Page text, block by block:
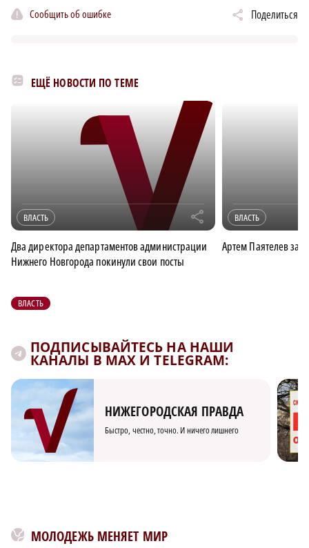
Сообщить об ошибке Поделиться
ЕЩЁ НОВОСТИ ПО ТЕМЕ
ВЛАСТЬ r
Два директора департаментов администрации
Нижнего Новгорода покинули свои посты
ВЛАСТЬ
Артем Паятелев
ВЛАСТЬ
ПОДПИСЫВАЙТЕСЬ НА НАШИ
КАНАЛЫ В MAX И TELEGRAM:
НИЖЕГОРОДСКАЯ ПРАВДА
Быстро, честно, точно. И ничего лишнего
МОЛОДЕЖЬ МЕНЯЕТ МИР